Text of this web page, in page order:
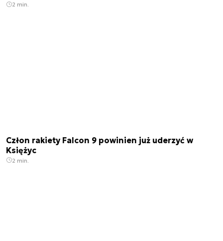
2 min.
Człon rakiety Falcon 9 powinien już uderzyć w
Księżyc
2 min.